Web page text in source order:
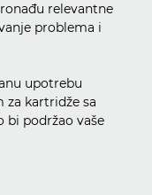
relevantne
problema i
upotrebu
za kartridže sa
bi podržao vaše